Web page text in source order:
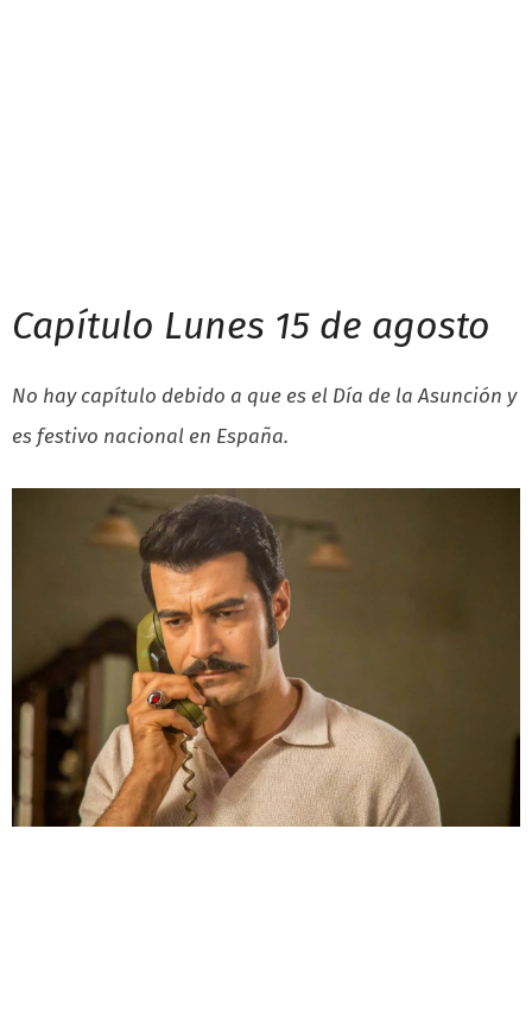
Capítulo Lunes 15 de agosto
No hay capítulo debido a que es el Día de la Asunción y
es festivo nacional en España.